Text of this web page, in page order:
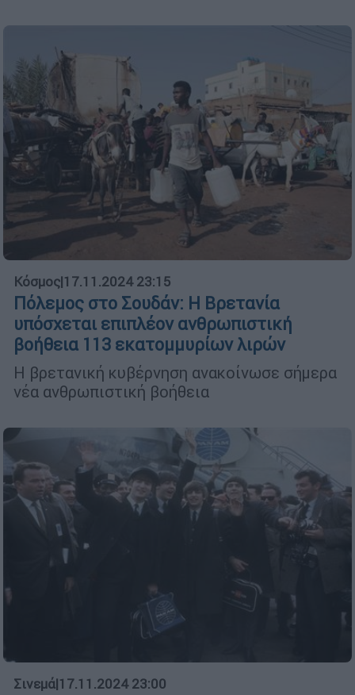
Κόσμος|17.11.2024 23:15
Πόλεμος στο Σουδάν: Η Βρετανία
υπόσχεται επιπλέον ανθρωπιστική
βοήθεια 113 εκατομμυρίων λιρών
Η βρετανική κυβέρνηση ανακοίνωσε σήμερα
νέα ανθρωπιστική βοήθεια
Σινεμά|17.11.2024 23:00